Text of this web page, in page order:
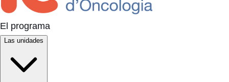
El programa
Las unidades